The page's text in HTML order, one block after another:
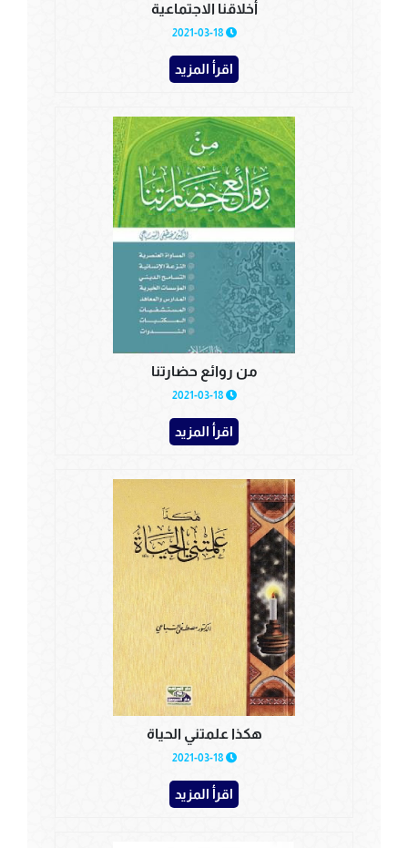
أخلاقنا الاجتماعية
اقرأ المزيد
من روائع حضارتنا
اقرأ المزيد
هكذا علمتني الحياة
اقرأ المزيد